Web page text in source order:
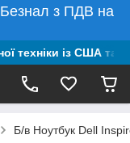
Безнал з ПДВ на
техніки із США та
Б/в Ноутбук Dell